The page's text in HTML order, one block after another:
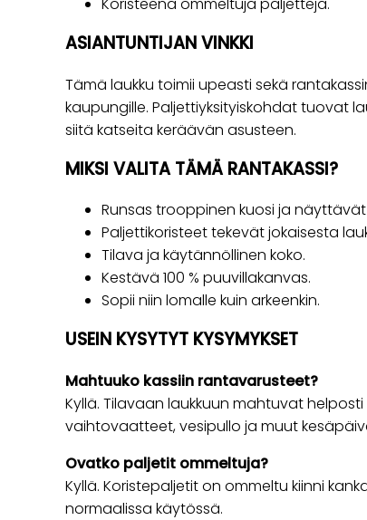
ASIANTUNTIJAN VINKKI
Tämä laukku toimii upeasti sekä
kaupungille. Paljettiyksityiskohdat tuovat
siitä katseita keräävän asusteen.
MIKSI VALITA TÄMÄ RANTAKASSI?
Runsas trooppinen kuosi ja
Paljettikoristeet tekevät jokaisesta
Tilava ja käytännöllinen koko.
Kestävä 100 % puuvillakanvas.
Sopii niin lomalle kuin arkeenkin.
USEIN KYSYTYT KYSYMYKSET
Mahtuuko kassiin rantavarusteet?
Kyllä. Tilavaan laukkuun mahtuvat
vaihtovaatteet, vesipullo ja muut
Ovatko paljetit ommeltuja?
Kyllä. Koristepaljetit on ommeltu kiinni
normaalissa käytössä.